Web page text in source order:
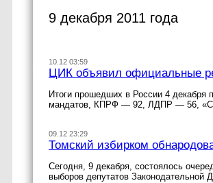
9 декабря 2011 года
10.12 03:59
ЦИК объявил официальные
Итоги прошедших в России 4 декабря
мандатов, КПРФ — 92, ЛДПР — 56,
09.12 23:29
Томский избирком
Сегодня, 9 декабря, состоялось
выборов депутатов Законодательной